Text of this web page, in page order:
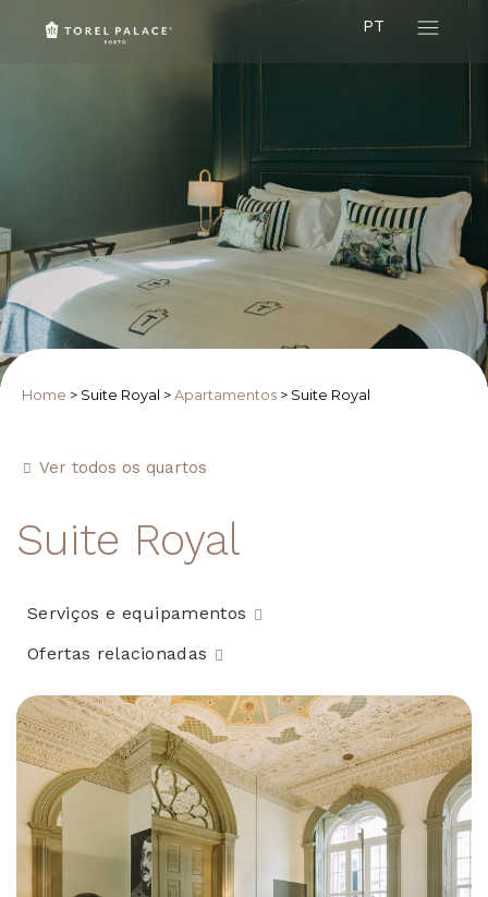
PT
Home > Suite Royal > Apartamentos > Suite Royal
Ver todos os quartos
Suite Royal
Serviços e equipamentos
Ofertas relacionadas